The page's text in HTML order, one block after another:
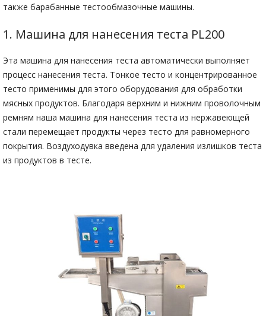
также барабанные тестообмазочные машины.
1. Машина для нанесения теста PL200
Эта машина для нанесения теста автоматически выполняет
процесс нанесения теста. Тонкое тесто и концентрированное
тесто применимы для этого оборудования для обработки
мясных продуктов. Благодаря верхним и нижним проволочным
ремням наша машина для нанесения теста из нержавеющей
стали перемещает продукты через тесто для равномерного
покрытия. Воздуходувка введена для удаления излишков теста
из продуктов в тесте.